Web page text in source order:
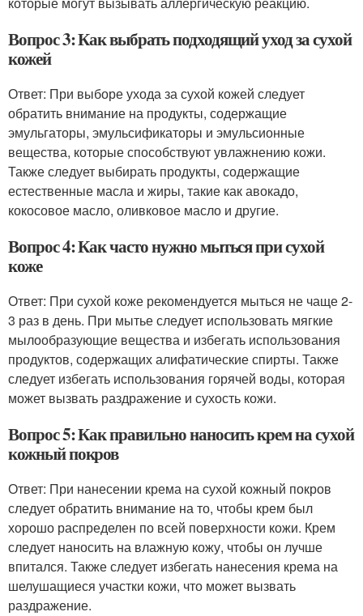
Вопрос 3: Как выбрать подходящий уход за сухой
кожей
Ответ: При выборе ухода за сухой кожей следует
обратить внимание на продукты, содержащие
эмульгаторы, эмульсификаторы и эмульсионные
вещества, которые способствуют увлажнению кожи.
Также следует выбирать продукты, содержащие
естественные масла и жиры, такие как авокадо,
кокосовое масло, оливковое масло и другие.
Вопрос 4: Как часто нужно мыться при сухой
коже
Ответ: При сухой коже рекомендуется мыться не чаще 2-
3 раз в день. При мытье следует использовать мягкие
мылообразующие вещества и избегать использования
продуктов, содержащих алифатические спирты. Также
следует избегать использования горячей воды, которая
может вызвать раздражение и сухость кожи.
Вопрос 5: Как правильно наносить крем на сухой
кожный покров
Ответ: При нанесении крема на сухой кожный покров
следует обратить внимание на то, чтобы крем был
хорошо распределен по всей поверхности кожи. Крем
следует наносить на влажную кожу, чтобы он лучше
впитался. Также следует избегать нанесения крема на
шелушащиеся участки кожи, что может вызвать
раздражение.